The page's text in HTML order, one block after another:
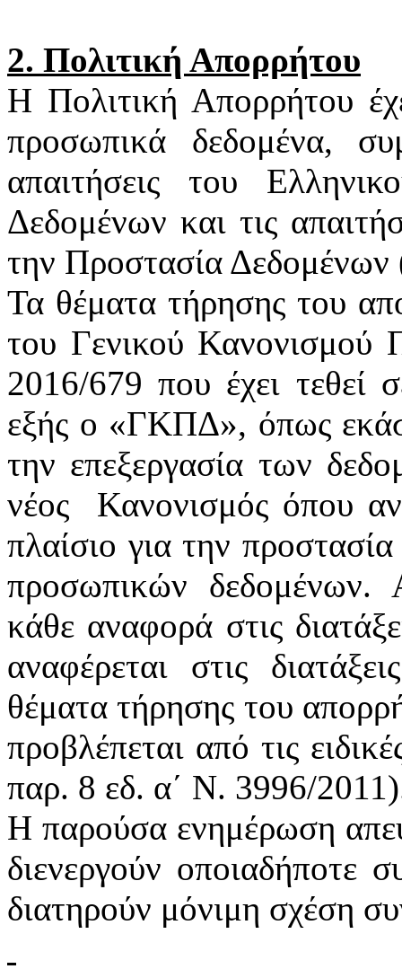
2. Πολιτική Απορρήτου
Η Πολιτική Απορρήτου
προσωπικά δεδομένα,
απαιτήσεις του
Δεδομένων και τις
την Προστασία
Τα θέματα τήρησης του
του Γενικού
2016/679 που έχει τεθεί
εξής ο «ΓΚΠΔ», όπως
την επεξεργασία των
νέος
Κανονισμός όπου
πλαίσιο για την
προσωπικών
κάθε αναφορά στις
αναφέρεται στις
θέματα τήρησης του
προβλέπεται από τις
παρ. 8 εδ. α΄ Ν. 3996/
Η παρούσα ενημέρωση
διενεργούν
διατηρούν μόνιμη σχέση